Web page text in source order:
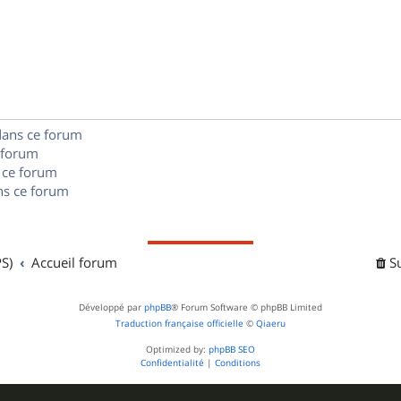
ce forum
forum
ce forum
Accueil forum
Développé par phpBB® Forum Software © phpBB Limited
Traduction française officielle © Qiaeru
Optimized by: phpBB SEO
Confidentialité | Conditions